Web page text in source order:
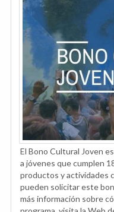
El Bono Cultural Joven
a jóvenes que cumplen
productos y actividades
pueden solicitar este
más información sobre